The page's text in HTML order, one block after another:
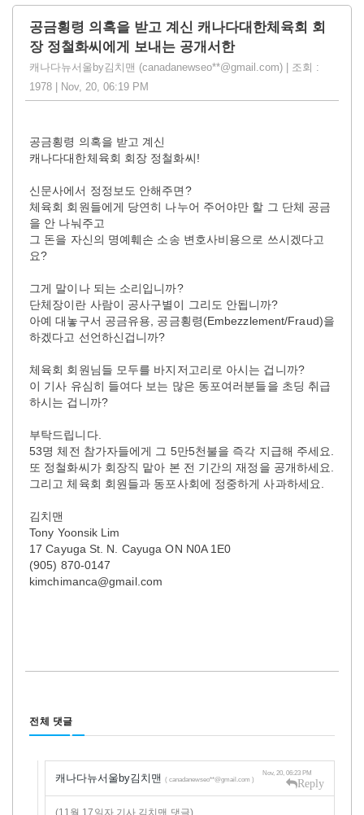
공금횡령 의혹을 받고 계신 캐나다대한체육회 회
장 정철화씨에게 보내는 공개서한
캐나다뉴서울by김치맨 (canadanewseo**@gmail.com) | 조회 :
1978 | Nov, 20, 06:19 PM
공금횡령 의혹을 받고 계신
캐나다대한체육회 회장 정철화씨!
신문사에서 정정보도 안해주면?
체육회 회원들에게 당연히 나누어 주어야만 할 그 단체 공금
을 안 나눠주고
그 돈을 자신의 명예훼손 소송 변호사비용으로 쓰시겠다고
요?
그게 말이나 되는 소리입니까?
단체장이란 사람이 공사구별이 그리도 안됩니까?
아예 대놓구서 공금유용, 공금횡령(Embezzlement/Fraud)을
하겠다고 선언하신겁니까?
체육회 회원님들 모두를 바지저고리로 아시는 겁니까?
이 기사 유심히 들여다 보는 많은 동포여러분들을 초딩 취급
하시는 겁니까?
부탁드립니다.
53명 체전 참가자들에게 그 5만5천불을 즉각 지급해 주세요.
또 정철화씨가 회장직 맡아 본 전 기간의 재정을 공개하세요.
그리고 체육회 회원들과 동포사회에 정중하게 사과하세요.
김치맨
Tony Yoonsik Lim
17 Cayuga St. N. Cayuga ON N0A 1E0
(905) 870-0147
kimchimanca@gmail.com
전체 댓글
캐나다뉴서울by김치맨 ( canadanewseo**@gmail.com )
Nov, 20, 06:23 PM
Reply
(11월 17일자 기사 김치맨 댓글)